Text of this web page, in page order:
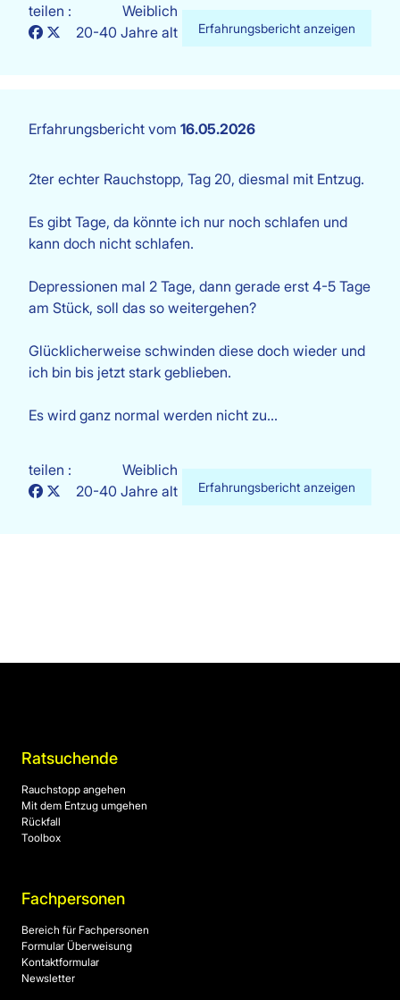
teilen :
Erfahrungsbericht anzeigen
Weiblich
20-40 Jahre alt
Erfahrungsbericht vom 16.05.2026
2ter echter Rauchstopp, Tag 20, diesmal mit Entzug.
Es gibt Tage, da könnte ich nur noch schlafen und
kann doch nicht schlafen.
Depressionen mal 2 Tage, dann gerade erst 4-5 Tage
am Stück, soll das so weitergehen?
Glücklicherweise schwinden diese doch wieder und
ich bin bis jetzt stark geblieben.
Es wird ganz normal werden nicht zu…
teilen :
Erfahrungsbericht anzeigen
Weiblich
20-40 Jahre alt
Ratsuchende
Rauchstopp angehen
Mit dem Entzug umgehen
Rückfall
Toolbox
Fachpersonen
Bereich für Fachpersonen
Formular Überweisung
Kontaktformular
Newsletter